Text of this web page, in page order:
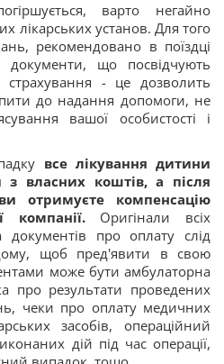
варто негайно
лікарських установ. Для того
рекомендовано в поїздці
що посвідчують
- це дозволить
до надання допомоги, не
вашої особистості і
все лікування дитини
з власних коштів, а після
отримуєте компенсацію
компанії.Оригінали всіх
про оплату слід
щоб пред'явити в свою
може бути амбулаторна
про результати проведених
чеки про оплату медичних
засобів, операційний
дій під час операції,